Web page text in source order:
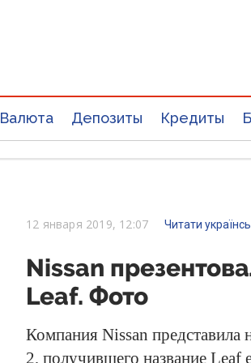
Валюта Депозиты Кредиты
12 января 2019, 12:07 Читати
Nissan
Leaf. Фото
Компания Nissan
2, получившего название Leaf